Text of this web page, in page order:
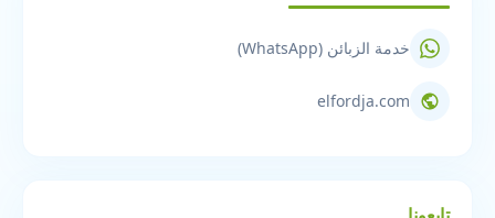
خدمة الزبائن (WhatsApp)
elfordja.com